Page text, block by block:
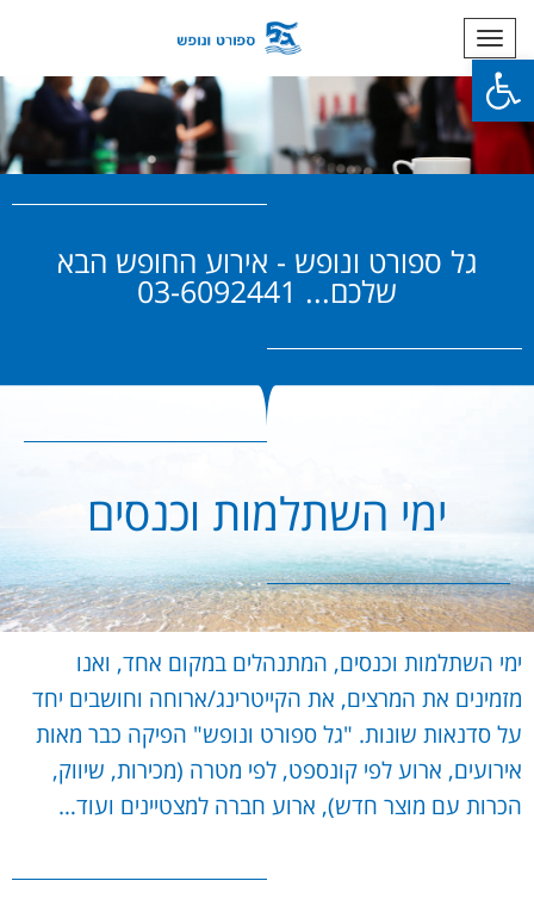
פתח סרגל נגישות
תפריט
גל ספורט ונופש - אירוע החופש הבא
שלכם... 03-6092441
ימי השתלמות וכנסים
ימי השתלמות וכנסים, המתנהלים במקום אחד, ואנו
מזמינים את המרצים, את הקייטרינג/ארוחה וחושבים יחד
על סדנאות שונות. "גל ספורט ונופש" הפיקה כבר מאות
אירועים, ארוע לפי קונספט, לפי מטרה (מכירות, שיווק,
הכרות עם מוצר חדש), ארוע חברה למצטיינים ועוד…